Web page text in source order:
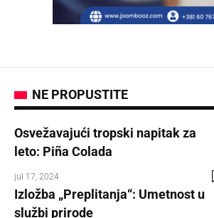
NE PROPUSTITE
Osvežavajući tropski napitak za
leto: Piña Colada
jul 17, 2024
Izložba „Preplitanja“: Umetnost u
službi prirode